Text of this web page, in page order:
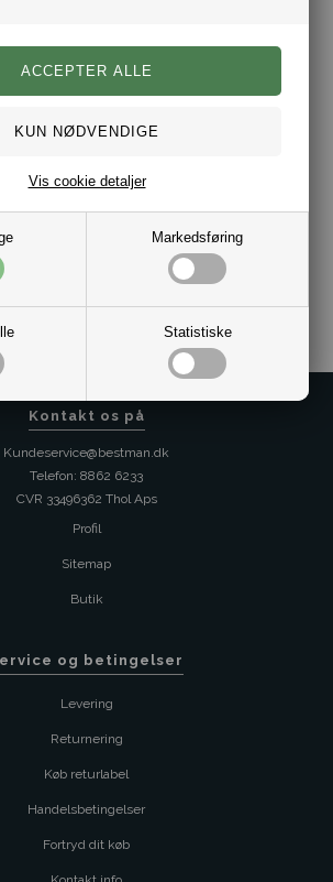
Markedsføring
Statistiske
Vis cookie detaljer
leveres i flot gaveæske.
Kontakt os på
Kundeservice@bestman.dk
Telefon: 8862 6233
CVR 33496362 Thol Aps
Profil
Sitemap
Butik
og betingelser
Levering
Returnering
Køb returlabel
Handelsbetingelser
Fortryd dit køb